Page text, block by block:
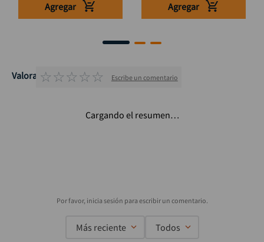
Agregar Agregar
Valoraciones
☆☆☆☆☆ Escribe un comentario
Cargando el resumen…
Más reciente Todos